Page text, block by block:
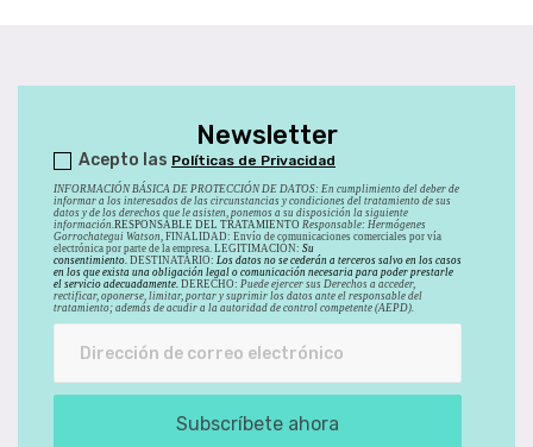
Newsletter
Acepto las Políticas de Privacidad
INFORMACIÓN BÁSICA DE PROTECCIÓN DE DATOS: En cumplimiento del deber de
informar a los interesados de las circunstancias y condiciones del tratamiento de sus
datos y de los derechos que le asisten, ponemos a su disposición la siguiente
información. RESPONSABLE DEL TRATAMIENTO Responsable: Hermógenes
Gorrochategui Watson, FINALIDAD: Envío de comunicaciones comerciales por vía
electrónica por parte de la empresa. LEGITIMACIÓN: Su
consentimiento. DESTINATARIO: Los datos no se cederán a terceros salvo en los casos
en los que exista una obligación legal o comunicación necesaria para poder prestarle
el servicio adecuadamente. DERECHO: Puede ejercer sus Derechos a acceder,
rectificar, oponerse, limitar, portar y suprimir los datos ante el responsable del
tratamiento; además de acudir a la autoridad de control competente (AEPD).
Subscríbete ahora